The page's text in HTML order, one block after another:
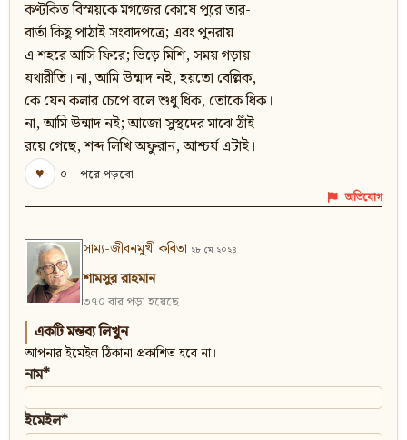
কণ্টকিত বিস্ময়কে মগজের কোষে পুরে তার-
বার্তা কিছু পাঠাই সংবাদপত্রে; এবং পুনরায়
এ শহরে আসি ফিরে; ভিড়ে মিশি, সময় গড়ায়
যথারীতি। না, আমি উন্মাদ নই, হয়তো বেল্লিক,
কে যেন কলার চেপে বলে শুধু ধিক, তোকে ধিক।
না, আমি উন্মাদ নই; আজো সুস্থদের মাঝে ঠাঁই
রয়ে গেছে, শব্দ লিখি অফুরান, আশ্চর্য এটাই।
♥
০ পরে পড়বো
অভিযোগ
সাম্য-জীবনমুখী কবিতা ২৮ মে ২০২৪
শামসুর রাহমান
৩৭০ বার পড়া হয়েছে
একটি মন্তব্য লিখুন
আপনার ইমেইল ঠিকানা প্রকাশিত হবে না।
নাম*
ইমেইল*